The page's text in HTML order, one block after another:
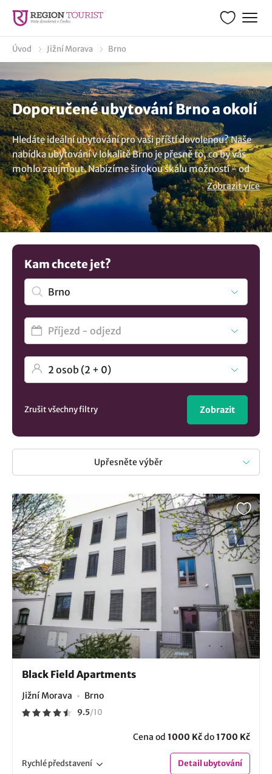
Úvod Jižní Morava Brno
Doporučené ubytování Brno a okolí
Hledáte ideální ubytování pro vaši příští dovolenou? Naše
nabídka ubytování v lokalitě Brno je přesně to, co by vás
mohlo zaujmout. Nabízíme širokou škálu možností - od
útulných penzionů, apartmánů, chat až po luxusní hotely,
které zajistí, že vaše dovolená bude přesně podle vašich
představ. Nechte se inspirovat našimi tipy na ubytování a
nezapomeňte využít atraktivní slevy, které získáte přímo
od majitele. Ať už hledáte romantické místo pro dva,
chcete prožít dovolenou plnou zážitků s rodinou, nebo si
jen potřebujete odpočinout od každodenního shonu, u nás
najdete to pravé místo pro váš pobyt. Sledujte také naše
last minute nabídky, díky kterým můžete ušetřit a zároveň
si užít nezapomenutelnou dovolenou v destinaci Brno.
Začněte plánovat svůj odpočinek už dnes a nezapomeňte,
že ubytování si můžete objednat bez stravy nebo se snídaní
či polopenzí. Mrkněte na naše tipy v obci Brno a okolí.
Namátkou vybíráme následující možnosti:
Black Field
Zobrazit více
Kam chcete jet?
Zrušit všechny filtry Zobrazit
Upřesněte výběr
Black Field Apartments
Jižní Morava Brno
9.5/10
Cena od 1000 Kčdo1700 Kč
Rychlépředstavení Detailubytování